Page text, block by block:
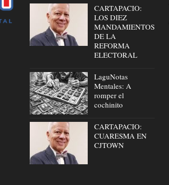
CARTAPACIO:
LOS DIEZ
MANDAMIENTOS
DE LA
REFORMA
ELECTORAL
LaguNotas
Mentales: A
romper el
cochinito
CARTAPACIO:
CUARESMA EN
CJTOWN